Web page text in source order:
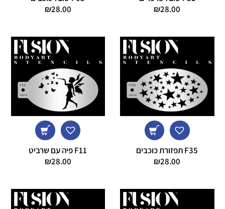
₪28.00
₪28.00
F35 תפזורת כוכבים
₪28.00
F11 פיה עם שרביט
₪28.00